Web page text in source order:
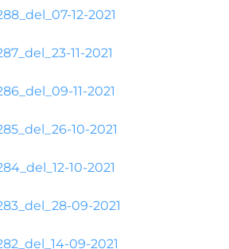
12-2021
11-2021
11-2021
10-2021
10-2021
09-2021
09-2021